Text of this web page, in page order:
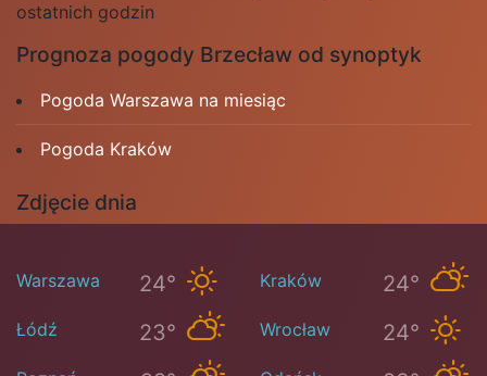
ostatnich godzin
Prognoza pogody Brzecław od synoptyk
Pogoda Warszawa na miesiąc
Pogoda Kraków
Zdjęcie dnia
Warszawa 24° Kraków 24°
Łódź 23° Wrocław 24°